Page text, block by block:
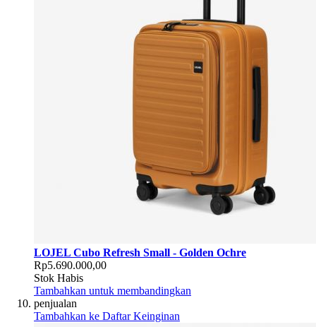
LOJEL Cubo Refresh Small - Golden Ochre
Rp5.690.000,00
Stok Habis
Tambahkan untuk membandingkan
penjualan
Tambahkan ke Daftar Keinginan